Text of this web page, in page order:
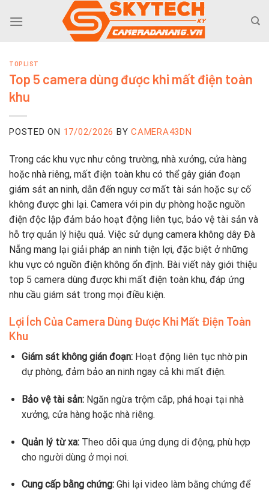
TOPLIST
Top 5 camera dùng được khi mất điện toàn
khu
POSTED ON 17/02/2026 BY CAMERA43DN
Trong các khu vực như công trường, nhà xưởng, cửa hàng
hoặc nhà riêng, mất điện toàn khu có thể gây gián đoạn
giám sát an ninh, dẫn đến nguy cơ mất tài sản hoặc sự cố
không được ghi lại. Camera với pin dự phòng hoặc nguồn
điện độc lập đảm bảo hoạt động liên tục, bảo vệ tài sản và
hỗ trợ quản lý hiệu quả. Việc sử dụng camera không dây Đà
Nẵng mang lại giải pháp an ninh tiện lợi, đặc biệt ở những
khu vực có nguồn điện không ổn định. Bài viết này giới thiệu
top 5 camera dùng được khi mất điện toàn khu, đáp ứng
nhu cầu giám sát trong mọi điều kiện.
Lợi Ích Của Camera Dùng Được Khi Mất Điện Toàn
Khu
Giám sát không gián đoạn:Hoạt động liên tục nhờ pin
dự phòng, đảm bảo an ninh ngay cả khi mất điện.
Bảo vệ tài sản:Ngăn ngừa trộm cắp, phá hoại tại nhà
xưởng, cửa hàng hoặc nhà riêng.
Quản lý từ xa:Theo dõi qua ứng dụng di động, phù hợp
cho người dùng ở mọi nơi.
Cung cấp bằng chứng:Ghi lại video làm bằng chứng để